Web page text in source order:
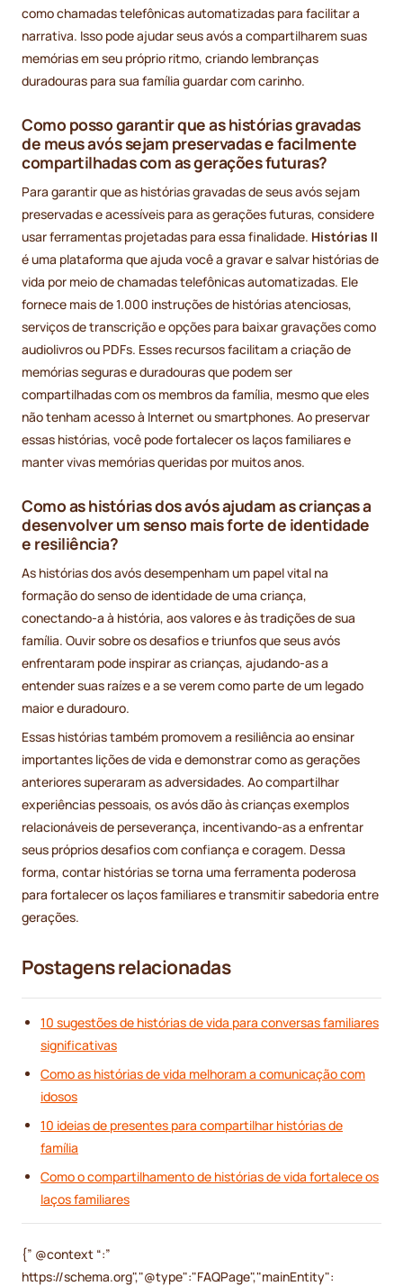
como chamadas telefônicas automatizadas para facilitar a
narrativa. Isso pode ajudar seus avós a compartilharem suas
memórias em seu próprio ritmo, criando lembranças
duradouras para sua família guardar com carinho.
Como posso garantir que as histórias gravadas
de meus avós sejam preservadas e facilmente
compartilhadas com as gerações futuras?
Para garantir que as histórias gravadas de seus avós sejam
preservadas e acessíveis para as gerações futuras, considere
usar ferramentas projetadas para essa finalidade. Histórias II
é uma plataforma que ajuda você a gravar e salvar histórias de
vida por meio de chamadas telefônicas automatizadas. Ele
fornece mais de 1.000 instruções de histórias atenciosas,
serviços de transcrição e opções para baixar gravações como
audiolivros ou PDFs. Esses recursos facilitam a criação de
memórias seguras e duradouras que podem ser
compartilhadas com os membros da família, mesmo que eles
não tenham acesso à Internet ou smartphones. Ao preservar
essas histórias, você pode fortalecer os laços familiares e
manter vivas memórias queridas por muitos anos.
Como as histórias dos avós ajudam as crianças a
desenvolver um senso mais forte de identidade
e resiliência?
As histórias dos avós desempenham um papel vital na
formação do senso de identidade de uma criança,
conectando-a à história, aos valores e às tradições de sua
família. Ouvir sobre os desafios e triunfos que seus avós
enfrentaram pode inspirar as crianças, ajudando-as a
entender suas raízes e a se verem como parte de um legado
maior e duradouro.
Essas histórias também promovem a resiliência ao ensinar
importantes lições de vida e demonstrar como as gerações
anteriores superaram as adversidades. Ao compartilhar
experiências pessoais, os avós dão às crianças exemplos
relacionáveis de perseverança, incentivando-as a enfrentar
seus próprios desafios com confiança e coragem. Dessa
forma, contar histórias se torna uma ferramenta poderosa
para fortalecer os laços familiares e transmitir sabedoria entre
gerações.
Postagens relacionadas
10 sugestões de histórias de vida para conversas familiares
significativas
Como as histórias de vida melhoram a comunicação com
idosos
10 ideias de presentes para compartilhar histórias de
família
Como o compartilhamento de histórias de vida fortalece os
laços familiares
{” @context “:”
https://schema.org","@type":"FAQPage","mainEntity":